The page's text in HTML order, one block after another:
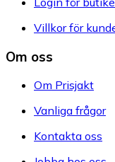
Villkor för
Om oss
Om Prisjakt
Vanliga frågor
Kontakta oss